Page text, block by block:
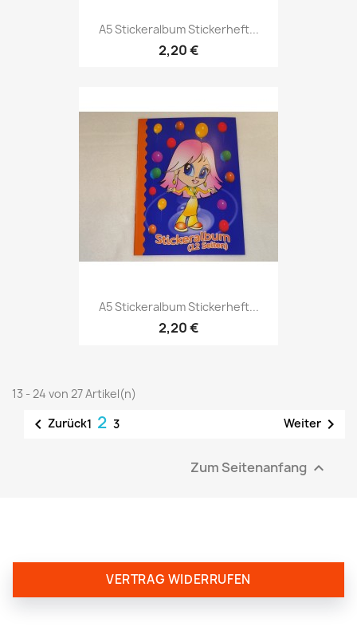
A5 Stickeralbum Stickerheft...
2,20 €
A5 Stickeralbum Stickerheft...
2,20 €
13 - 24 von 27 Artikel(n)
 Zurück1 2 3 Weiter 
Zum Seitenanfang 
VERTRAG WIDERRUFEN